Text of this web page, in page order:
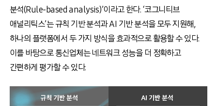
분석(Rule-based analysis)’이라고 한다. ‘코그니티브
애널리틱스’는 규칙 기반 분석과 AI 기반 분석을 모두 지원해,
하나의 플랫폼에서 두 가지 방식을 효과적으로 활용할 수 있다.
이를 바탕으로 통신업체는 네트워크 성능을 더 정확하고
간편하게 평가할 수 있다.